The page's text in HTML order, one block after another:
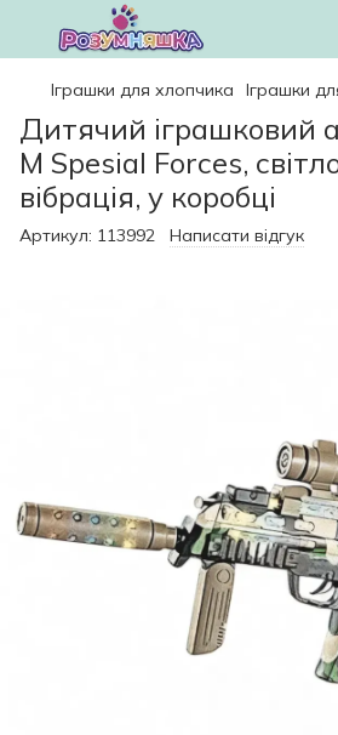
Іграшки для хлопчика Іграшки
Дитячий іграшковий
M Spesial Forces,
вібрація, у коробці
Артикул: 113992 Написати відгук